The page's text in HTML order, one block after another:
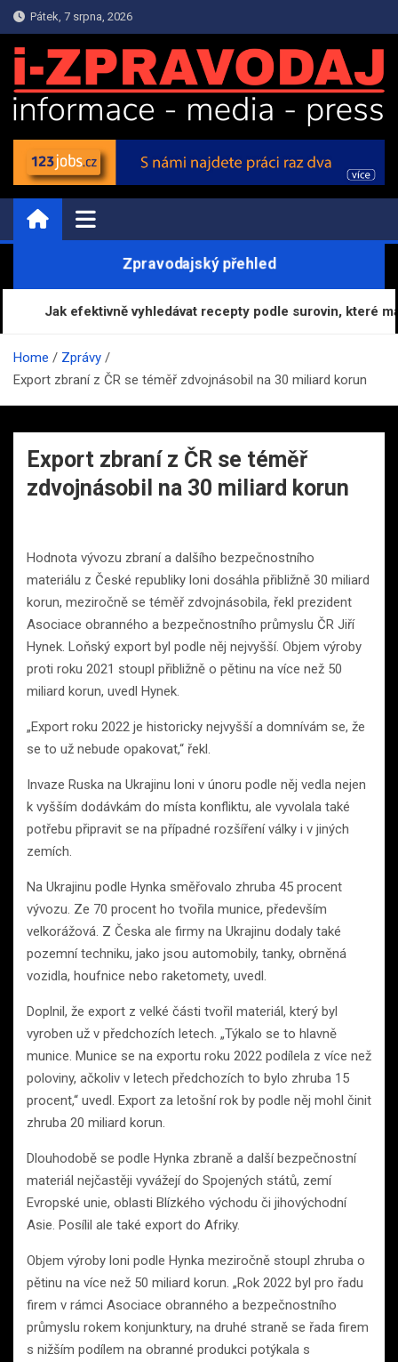
Skip
to
content
Pátek, 7 srpna, 2026
i-ZPRAVODAJ.CZ | Zprávy
Informační portál
Zpravodajský přehled
Jak efektivně vyhledávat recepty podle surovin, které
Home
Zprávy
Export zbraní z ČR se téměř zdvojnásobil na 30 miliard korun
Export zbraní z ČR se téměř
zdvojnásobil na 30 miliard korun
Hodnota vývozu zbraní a dalšího bezpečnostního
materiálu z České republiky loni dosáhla přibližně 30 miliard
korun, meziročně se téměř zdvojnásobila, řekl prezident
Asociace obranného a bezpečnostního průmyslu ČR Jiří
Hynek. Loňský export byl podle něj nejvyšší. Objem výroby
proti roku 2021 stoupl přibližně o pětinu na více než 50
miliard korun, uvedl Hynek.
„Export roku 2022 je historicky nejvyšší a domnívám se, že
se to už nebude opakovat,“ řekl.
Invaze Ruska na Ukrajinu loni v únoru podle něj vedla nejen
k vyšším dodávkám do místa konfliktu, ale vyvolala také
potřebu připravit se na případné rozšíření války i v jiných
zemích.
Na Ukrajinu podle Hynka směřovalo zhruba 45 procent
vývozu. Ze 70 procent ho tvořila munice, především
velkorážová. Z Česka ale firmy na Ukrajinu dodaly také
pozemní techniku, jako jsou automobily, tanky, obrněná
vozidla, houfnice nebo raketomety, uvedl.
Doplnil, že export z velké části tvořil materiál, který byl
vyroben už v předchozích letech. „Týkalo se to hlavně
munice. Munice se na exportu roku 2022 podílela z více než
poloviny, ačkoliv v letech předchozích to bylo zhruba 15
procent,“ uvedl. Export za letošní rok by podle něj mohl činit
zhruba 20 miliard korun.
Dlouhodobě se podle Hynka zbraně a další bezpečnostní
materiál nejčastěji vyvážejí do Spojených států, zemí
Evropské unie, oblasti Blízkého východu či jihovýchodní
Asie. Posílil ale také export do Afriky.
Objem výroby loni podle Hynka meziročně stoupl zhruba o
pětinu na více než 50 miliard korun. „Rok 2022 byl pro řadu
firem v rámci Asociace obranného a bezpečnostního
průmyslu rokem konjunktury, na druhé straně se řada firem
s nižším podílem na obranné produkci potýkala s